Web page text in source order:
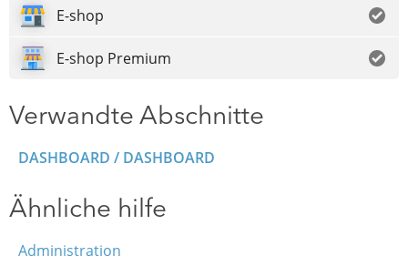
E-shop
E-shop Premium
Verwandte Abschnitte
DASHBOARD / DASHBOARD
Ähnliche hilfe
Administration